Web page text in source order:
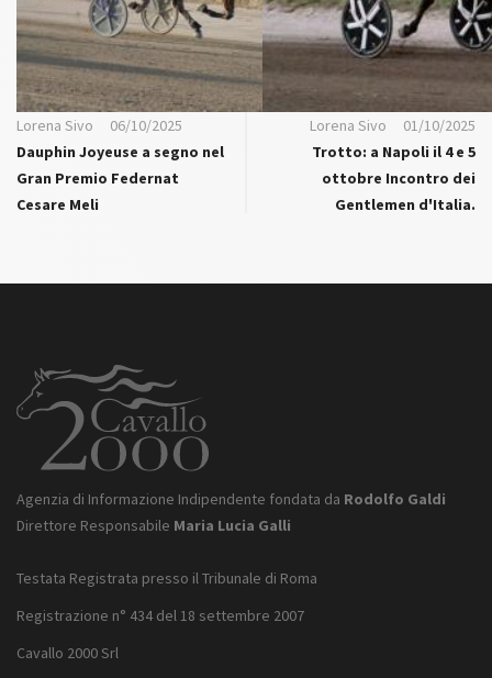
Lorena Sivo
06/10/2025
Dauphin Joyeuse a segno nel
Gran Premio Federnat
Cesare Meli
Lorena Sivo
01/10/2025
Trotto: a Napoli il 4 e 5
ottobre Incontro dei
Gentlemen d'Italia.
Agenzia di Informazione Indipendente fondata da Rodolfo Galdi
Direttore Responsabile Maria Lucia Galli
Testata Registrata presso il Tribunale di Roma
Registrazione n° 434 del 18 settembre 2007
Cavallo 2000 Srl